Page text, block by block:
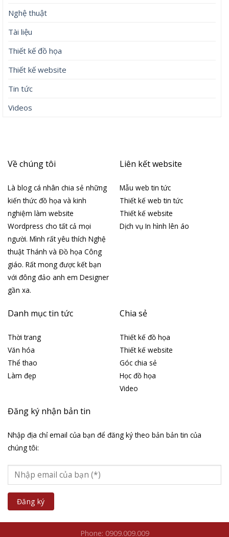
Nghệ thuật
Tài liệu
Thiết kế đồ họa
Thiết kế website
Tin tức
Videos
Về chúng tôi
Là blog cá nhân chia sẻ những
kiến thức đồ họa và kinh
nghiệm làm website
Wordpress cho tất cả mọi
người. Mình rất yêu thích Nghệ
thuật Thánh và Đồ họa Công
giáo. Rất mong được kết bạn
với đông đảo anh em Designer
gần xa.
Liên kết website
Mẫu web tin tức
Thiết kế web tin tức
Thiết kế website
Dịch vụ In hình lên áo
Danh mục tin tức
Thời trang
Văn hóa
Thể thao
Làm đẹp
Chia sẻ
Thiết kế đồ họa
Thiết kế website
Góc chia sẻ
Học đồ họa
Video
Đăng ký nhận bản tin
Nhập địa chỉ email của bạn để đăng ký theo bản bản tin của
chúng tôi:
Phone: 0909.009.009